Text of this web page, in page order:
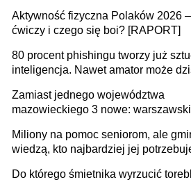
rozstrzygać sprawy
Aktywność fizyczna Polaków 2026
ćwiczy i czego się boi? [RAPORT]
80 procent phishingu tworzy już
inteligencja. Nawet amator może
Zamiast jednego województwa
mazowieckiego 3 nowe:
Europie nie ma tak dużych jednostek
stołecznych
Miliony na pomoc seniorom, ale
wiedzą, kto najbardziej jej
Do którego śmietnika wyrzucić